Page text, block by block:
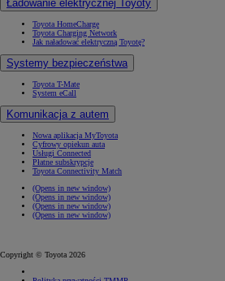
Ładowanie elektrycznej Toyoty
Toyota HomeCharge
Toyota Charging Network
Jak naładować elektryczną Toyotę?
Systemy bezpieczeństwa
Toyota T-Mate
System eCall
Komunikacja z autem
Nowa aplikacja MyToyota
Cyfrowy opiekun auta
Usługi Connected
Płatne subskrypcje
Toyota Connectivity Match
(Opens in new window)
(Opens in new window)
(Opens in new window)
(Opens in new window)
Copyright © Toyota 2026